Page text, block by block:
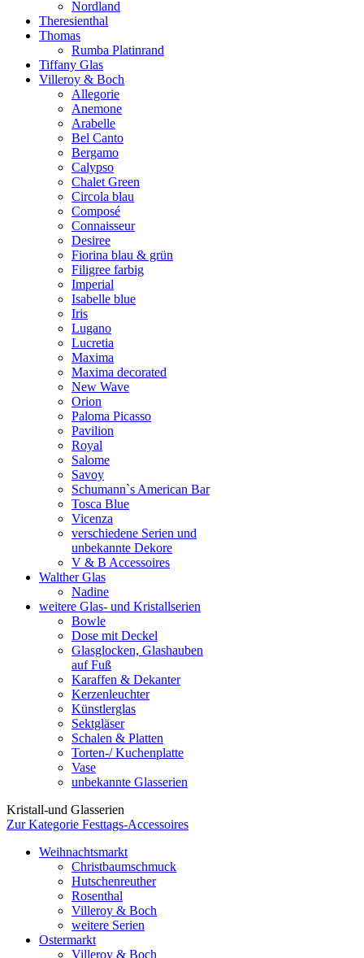
Nordland
Theresienthal
Thomas
Rumba Platinrand
Tiffany Glas
Villeroy & Boch
Allegorie
Anemone
Arabelle
Bel Canto
Bergamo
Calypso
Chalet Green
Circola blau
Composé
Connaisseur
Desiree
Fiorina blau & grün
Filigree farbig
Imperial
Isabelle blue
Iris
Lugano
Lucretia
Maxima
Maxima decorated
New Wave
Orion
Paloma Picasso
Pavilion
Royal
Salome
Savoy
Schumann`s American Bar
Tosca Blue
Vicenza
verschiedene Serien und
unbekannte Dekore
V & B Accessoires
Walther Glas
Nadine
weitere Glas- und Kristallserien
Bowle
Dose mit Deckel
Glasglocken, Glashauben
auf Fuß
Karaffen & Dekanter
Kerzenleuchter
Künstlerglas
Sektgläser
Schalen & Platten
Torten-/ Kuchenplatte
Vase
unbekannte Glasserien
Kristall-und Glasserien
Zur Kategorie Festtags-Accessoires
Weihnachtsmarkt
Christbaumschmuck
Hutschenreuther
Rosenthal
Villeroy & Boch
weitere Serien
Ostermarkt
Villeroy & Boch